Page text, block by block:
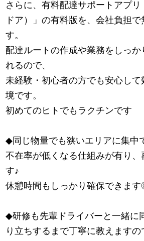
さらに、有料配達サポートアプリ
ドア）」の有料版を、会社負担で
す。
配達ルートの作成や業務をしっか
れるので、
未経験・初心者の方でも安心し
境です。
初めてのヒトでもラクチンです
◆同じ物量でも狭いエリアに集中
不在率が低くなる仕組みが有り
す♪
休憩時間もしっかり確保できま
◆研修も先輩ドライバーと一緒に
り立ちするまで丁寧に教えます